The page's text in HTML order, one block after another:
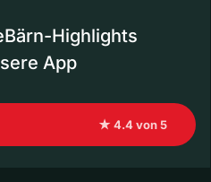
Highlights
App
★ 4.4 von 5